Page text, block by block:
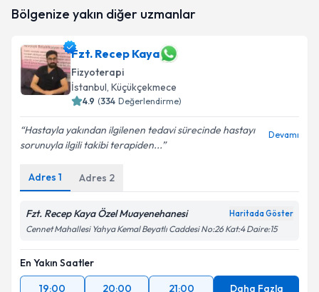
Size bu uzmandan randevu almanız için bir takvim
E-posta Adresiniz
Kişisel verilerimin işlenmesine ilişkinAydınlatma
Metni'ni okudum ve kişisel verilerimin belirtilen
Bölgenize yakın diğer uzmanlar
Fzt. Recep Kaya
Fizyoterapi
İstanbul, Küçükçekmece
4.9 (334 Değerlendirme)
Hastayla yakından ilgilenen tedavi sürecinde hastayı
sorunuyla ilgili takibi terapiden...
Devamı
Adres 1 Adres 2
Fzt. Recep Kaya Özel Muayenehanesi Haritada Göster
Cennet Mahallesi Yahya Kemal Beyatlı Caddesi No:26 Kat:4 Daire:15
En Yakın Saatler
19:00
20:00 21:00 Daha Fazla